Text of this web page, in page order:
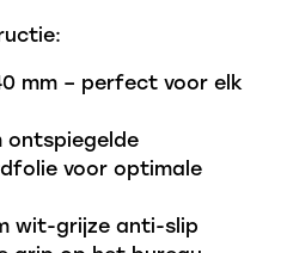
mm – perfect voor elk
ontspiegelde
voor optimale
wit-grijze anti-slip